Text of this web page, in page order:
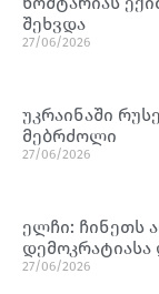
შეხვდა
27/06/2026
უკრაინაში
მებრძოლი
27/06/2026
ელჩი: ჩინეთს
დემოკრატიასა
27/06/2026